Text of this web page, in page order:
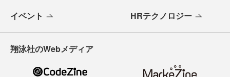
イベント HRテクノロジー
翔泳社のWebメディア